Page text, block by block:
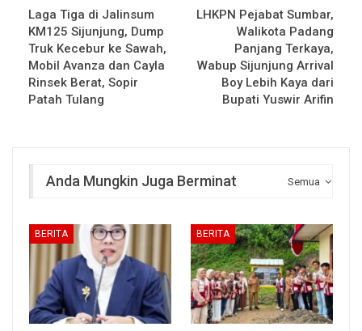
Laga Tiga di Jalinsum
KM125 Sijunjung, Dump
Truk Kecebur ke Sawah,
Mobil Avanza dan Cayla
Rinsek Berat, Sopir
Patah Tulang
LHKPN Pejabat Sumbar,
Walikota Padang
Panjang Terkaya,
Wabup Sijunjung Arrival
Boy Lebih Kaya dari
Bupati Yuswir Arifin
Semua
Anda Mungkin Juga Berminat
BERITA BERITA